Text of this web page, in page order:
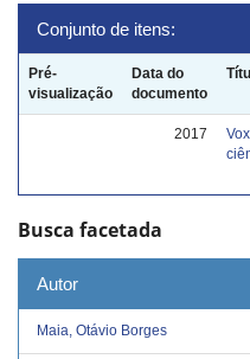
Conjunto de itens:
Pré-
visualização
Data do
documento
2017
Busca facetada
Autor
Maia, Otávio Borges